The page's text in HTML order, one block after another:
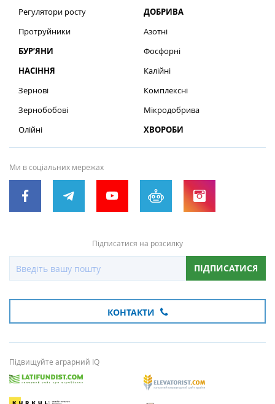
Регулятори росту
Протруйники
БУР’ЯНИ
НАСІННЯ
Зернові
Зернобобові
Олійні
ДОБРИВА
Азотні
Фосфорні
Калійні
Комплексні
Мікродобрива
ХВОРОБИ
Ми в соціальних мережах
Підписатися на розсилку
ПІДПИСАТИСЯ
КОНТАКТИ
Підвищуйте аграрний IQ